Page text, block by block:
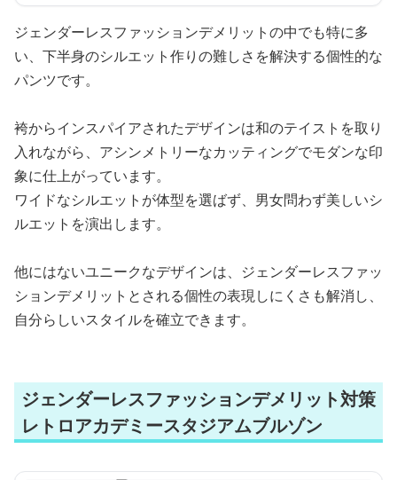
ジェンダーレスファッションデメリットの中でも特に多
い、下半身のシルエット作りの難しさを解決する個性的な
パンツです。
袴からインスパイアされたデザインは和のテイストを取り
入れながら、アシンメトリーなカッティングでモダンな印
象に仕上がっています。
ワイドなシルエットが体型を選ばず、男女問わず美しいシ
ルエットを演出します。
他にはないユニークなデザインは、ジェンダーレスファッ
ションデメリットとされる個性の表現しにくさも解消し、
自分らしいスタイルを確立できます。
ジェンダーレスファッションデメリット対策
レトロアカデミースタジアムブルゾン